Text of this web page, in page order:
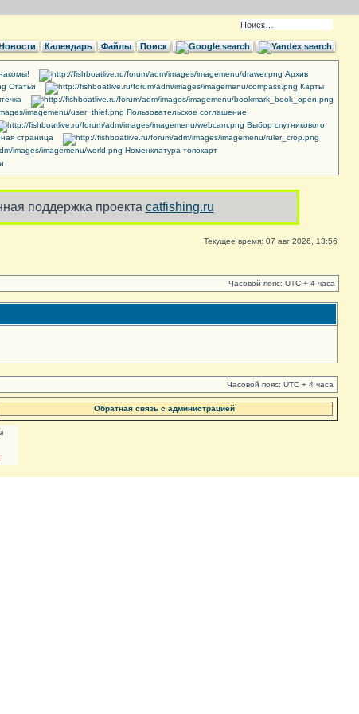
Календарь Файлы Поиск
Архив
Cтатьи
Карты
Пользовательское соглашение
Выбор спутникового
страница
Номенклатура топокарт
поддержка проекта catfishing.ru
Текущее время: 07 авг 2026, 13:56
Часовой пояс: UTC + 4 часа
Часовой пояс: UTC + 4 часа
Обратная связь с администрацией